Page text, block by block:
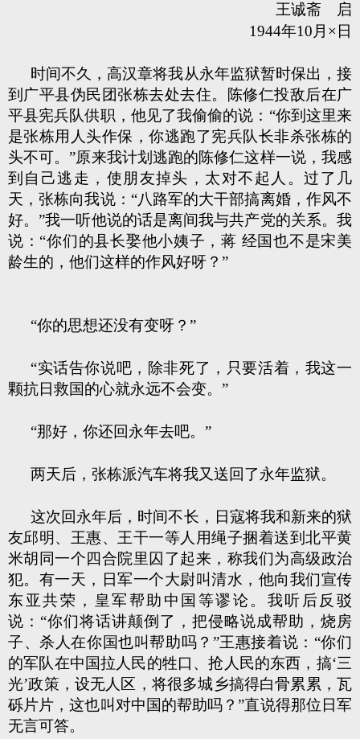
王诚斋 启
1944年10月×日
时间不久，高汉章将我从永年监狱暂时保出，接
到广平县伪民团张栋去处去住。陈修仁投敌后在广
平县宪兵队供职，他见了我偷偷的说：“你到这里来
是张栋用人头作保，你逃跑了宪兵队长非杀张栋的
头不可。”原来我计划逃跑的陈修仁这样一说，我感
到自己逃走，使朋友掉头，太对不起人。过了几
天，张栋向我说：“八路军的大干部搞离婚，作风不
好。”我一听他说的话是离间我与共产党的关系。我
说：“你们的县长娶他小姨子，蒋 经国也不是宋美
龄生的，他们这样的作风好呀？”
“你的思想还没有变呀？”
“实话告你说吧，除非死了，只要活着，我这一
颗抗日救国的心就永远不会变。”
“那好，你还回永年去吧。”
两天后，张栋派汽车将我又送回了永年监狱。
这次回永年后，时间不长，日寇将我和新来的狱
友邱明、王惠、王干一等人用绳子捆着送到北平黄
米胡同一个四合院里囚了起来，称我们为高级政治
犯。有一天，日军一个大尉叫清水，他向我们宣传
东亚共荣，皇军帮助中国等谬论。我听后反驳
说：“你们将话讲颠倒了，把侵略说成帮助，烧房
子、杀人在你国也叫帮助吗？”王惠接着说：“你们
的军队在中国拉人民的牲口、抢人民的东西，搞‘三
光’政策，设无人区，将很多城乡搞得白骨累累，瓦
砾片片，这也叫对中国的帮助吗？”直说得那位日军
无言可答。